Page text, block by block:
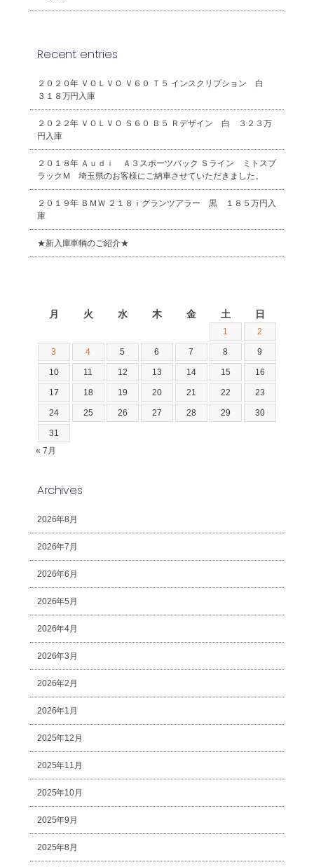
Recent entries
２０２０年 ＶＯＬＶＯ Ｖ６０ Ｔ５ インスクリプション 白
３１８万円入庫
２０２２年 ＶＯＬＶＯ Ｓ６０ Ｂ５ Ｒデザイン 白 ３２３万
円入庫
２０１８年 Ａｕｄｉ Ａ３スポーツバック Ｓライン ミトスブ
ラックＭ 埼玉県のお客様にご納車させていただきました。
２０１９年 ＢＭＷ ２１８ｉグランツアラー 黒 １８５万円入
庫
★新入庫車輌のご紹介★
月 火 水 木 金 土 日
1 2
3 4 5 6 7 8 9
10 11 12 13 14 15 16
17 18 19 20 21 22 23
24 25 26 27 28 29 30
31
« 7月
Archives
2026年8月
2026年7月
2026年6月
2026年5月
2026年4月
2026年3月
2026年2月
2026年1月
2025年12月
2025年11月
2025年10月
2025年9月
2025年8月